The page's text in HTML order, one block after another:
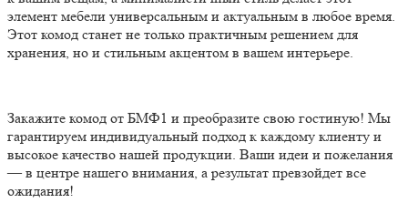
элемент мебели универсальным и актуальным в любое время.
Этот комод станет не только практичным решением для
хранения, но и стильным акцентом в вашем интерьере.
Закажите комод от БМФ1 и преобразите свою гостиную! Мы
гарантируем индивидуальный подход к каждому клиенту и
высокое качество нашей продукции. Ваши идеи и пожелания
— в центре нашего внимания, а результат превзойдет все
ожидания!